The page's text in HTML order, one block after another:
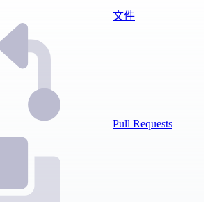
文件
Pull Requests